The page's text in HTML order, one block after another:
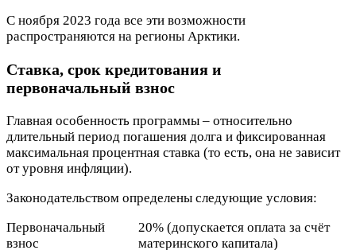
С ноября 2023 года все эти возможности
распространяются на регионы Арктики.
Ставка, срок кредитования и
первоначальный взнос
Главная особенность программы – относительно
длительный период погашения долга и фиксированная
максимальная процентная ставка (то есть, она не зависит
от уровня инфляции).
Законодательством определены следующие условия:
Первоначальный
взнос
20% (допускается оплата за счёт
материнского капитала)